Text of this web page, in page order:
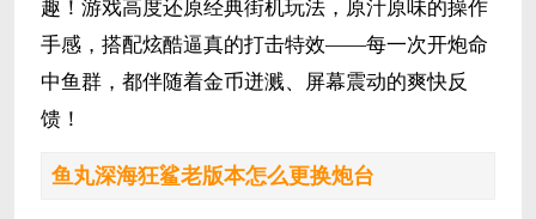
趣！游戏高度还原经典街机玩法，原汁原味的操作
手感，搭配炫酷逼真的打击特效——每一次开炮命
中鱼群，都伴随着金币迸溅、屏幕震动的爽快反
馈！
鱼丸深海狂鲨老版本怎么更换炮台